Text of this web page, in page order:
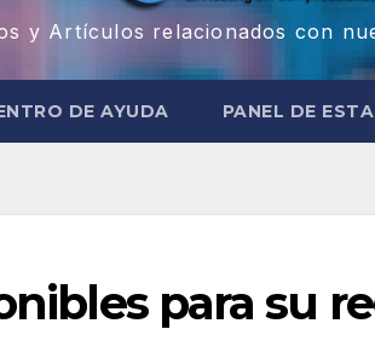
y Artículos relacionados con
DE AYUDA PANEL DE
para su